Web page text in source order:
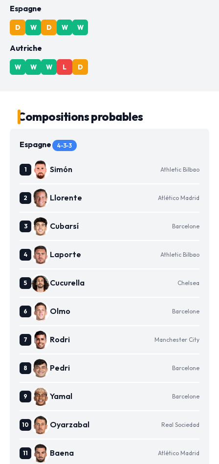
Espagne
D W D W W
Autriche
W W W L D
Compositions probables
Espagne 4-3-3
Simón Athletic Bilbao
Llorente Atlético Madrid
Cubarsí Barcelone
Laporte Athletic Bilbao
Cucurella Chelsea
Olmo Barcelone
Rodri Manchester City
Pedri Barcelone
Yamal Barcelone
Oyarzabal Real Sociedad
Baena Atlético Madrid